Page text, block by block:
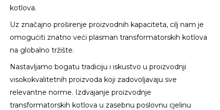
kotlova.
Uz značajno proširenje proizvodnih kapaciteta, cilj nam je
omogućiti znatno veći plasman transformatorskih kotlova
na globalno tržište.
Nastavljamo bogatu tradiciju i iskustvo u proizvodnji
visokokvalitetnih proizvoda koji zadovoljavaju sve
relevantne norme. Izdvajanje proizvodnje
transformatorskih kotlova u zasebnu poslovnu cjelinu